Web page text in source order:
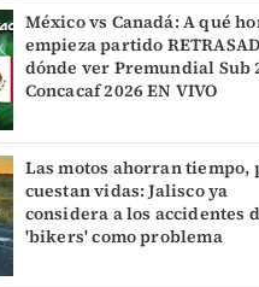
México vs Canadá: A qué
empieza partido
dónde ver Premundial Sub
Concacaf 2026 EN VIVO
Las motos ahorran tiempo,
cuestan vidas: Jalisco ya
considera a los accidentes
'bikers' como problema